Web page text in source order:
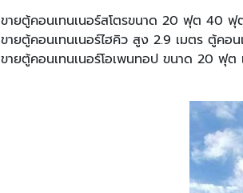
ขายตู้คอนเทนเนอร์สโตรขนาด 20 ฟุต 40 ฟุ
ขายตู้คอนเทนเนอร์ไฮคิว สูง 2.9 เมตร ตู้คอ
ขายตู้คอนเทนเนอร์โอเพนทอป ขนาด 20 ฟุ